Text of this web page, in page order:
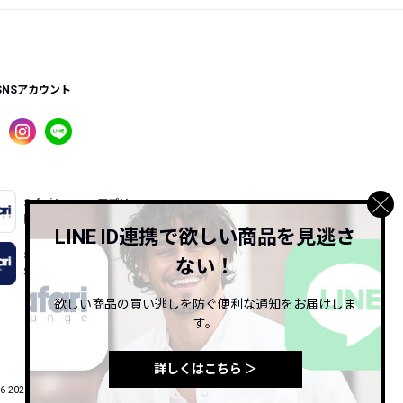
アカウント
Safari Lounge アプリ
限定の機能もあるアプリでサクサクお買い物
Safari Online
Safari公式ウェブマガジン
2026 HINODE PUBLISHING co., ltd. All Rights Reserved.
LINE ID連携で欲しい商品を見逃さ
ない！
欲しい商品の買い逃しを防ぐ便利な通知をお届けしま
す。
詳しくはこちら ＞